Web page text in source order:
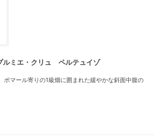
ミエ・クリュ ペルテュイゾ
ポマール寄りの1級畑に囲まれた緩やかな斜面中腹の